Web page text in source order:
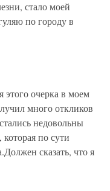
стало моей
по городу в
очерка в моем
много откликов
недовольны
по сути
сказать, что я